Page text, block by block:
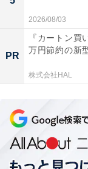
2026/08/03
PR
『カートン買
万円節約の新
株式会社HAL